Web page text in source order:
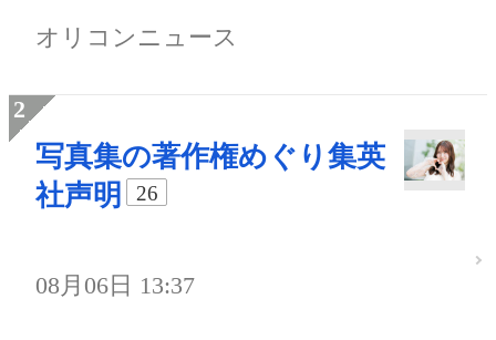
オリコンニュース
写真集の著作権めぐり集英
社声明
26
08月06日 13:37